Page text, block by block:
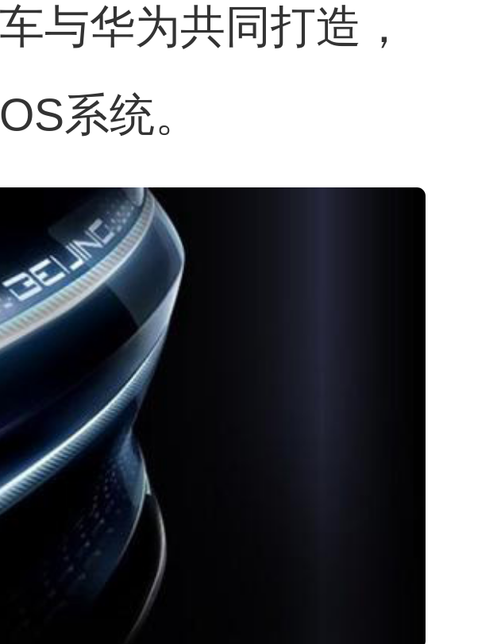
与华为共同打造，
系统。